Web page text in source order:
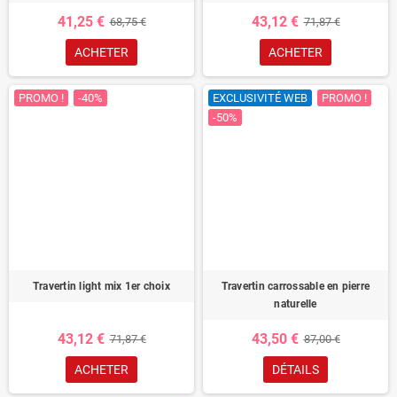
41,25 € 68,75 €
ACHETER
43,12 € 71,87 €
ACHETER
PROMO ! -40%
Travertin light mix 1er choix
43,12 € 71,87 €
ACHETER
EXCLUSIVITÉ WEB
PROMO !
-50%
Travertin carrossable en pierre
naturelle
43,50 € 87,00 €
DÉTAILS